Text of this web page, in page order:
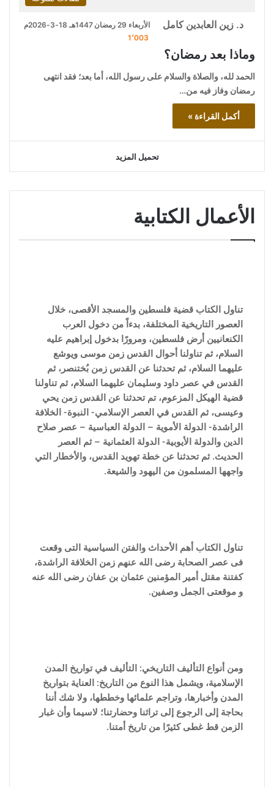
د. زين العابدين كامل
الأربعاء 29 رمضان 1447هـ 18-3-2026م
1٬003
وماذا بعد رمضان؟
الحمد لله، والصلاة والسلام على رسول الله، أما بعد؛ فقد انتهى
رمضان وفاز فيه من…
أكمل القراءة »
تحميل المزيد
الأعمال الكتابية
تناول الكتاب قضية فلسطين والمسجد الأقصى، خلال
العصور التاريخية المختلفة، بدءاً من دخول العرب
الكنعانيين أرض فلسطين، ومرورًا بدخول إبراهيم عليه
السلام، ثم تناولنا أحوال القدس زمن موسى ويوشع
عليهما السلام، ثم تحدثنا عن القدس زمن بُختنصر، ثم
القدس في عصر داود وسليمان عليهما السلام، ثم تناولنا
قضية الهيكل المزعوم، تم تحدثنا عن القدس زمن يحي
وعيسى، ثم القدس في العصر الإسلامي- النبوة- الخلافة
الراشدة- الدولة الأموية – الدولة العباسية – عصر صلاح
الدين والدولة الأيوبية- الدولة العثمانية – ثم العصر
الحديث. ثم تحدثنا عن خطة تهويد القدس، والأخطار التي
واجهها المسلمون من اليهود والشيعة.
تناول الكتاب أهم الأحداث والفتن ا لسياسية التى وقعت
فى عصر الصحابة رضى الله عنهم زمن الخلافة الراشدة،
كفتنة مقتل أمير المؤمنين عثمان بن عفان رضى الله عنه
و موقعتى الجمل وصفين.
ومن أنواع التأليف التاريخي: التأليف في تواريخ المدن
الإسلامية، ويشمل هذا النوع من التاريخ: العناية بتواريخ
المدن وأخبارها، وتراجم علمائها وخططها، ولا شك أننا
بحاجة إلى الرجوع إلى تراثنا وحضارتنا؛ لاسيما وأن غبار
الزمن قط غطى كثيرًا من تاريخ أمتنا.